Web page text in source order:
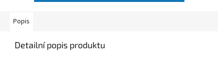
Popis
Detailní popis produktu